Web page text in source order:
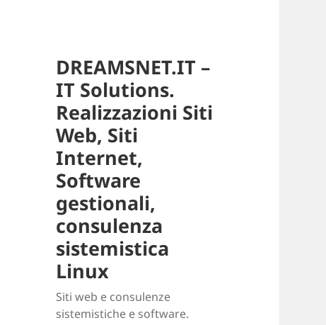
DREAMSNET.IT –
IT Solutions.
Realizzazioni Siti
Web, Siti
Internet,
Software
gestionali,
consulenza
sistemistica
Linux
Siti web e consulenze
sistemistiche e software.